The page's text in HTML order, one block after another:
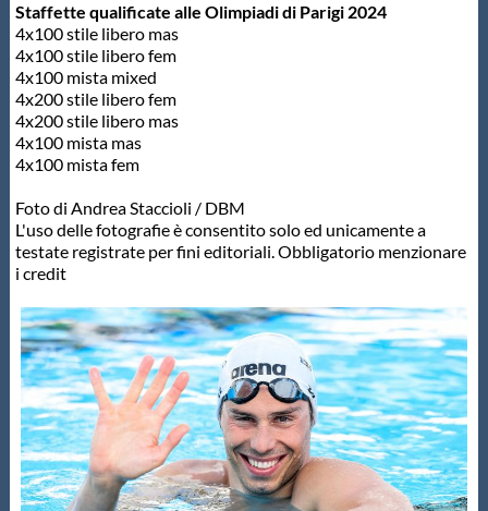
Staffette qualificate alle Olimpiadi di Parigi 2024
4x100 stile libero mas
4x100 stile libero fem
4x100 mista mixed
4x200 stile libero fem
4x200 stile libero mas
4x100 mista mas
4x100 mista fem
Foto di Andrea Staccioli / DBM
L'uso delle fotografie è consentito solo ed unicamente a
testate registrate per fini editoriali. Obbligatorio menzionare
i credit